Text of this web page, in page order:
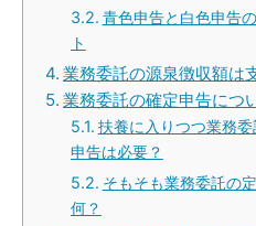
青色申告と白色申告
ト
業務委託の源泉徴収額は
業務委託の確定申告につ
扶養に入りつつ業務
申告は必要？
そもそも業務委託の
何？